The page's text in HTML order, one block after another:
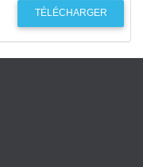
TÉLÉCHARGER